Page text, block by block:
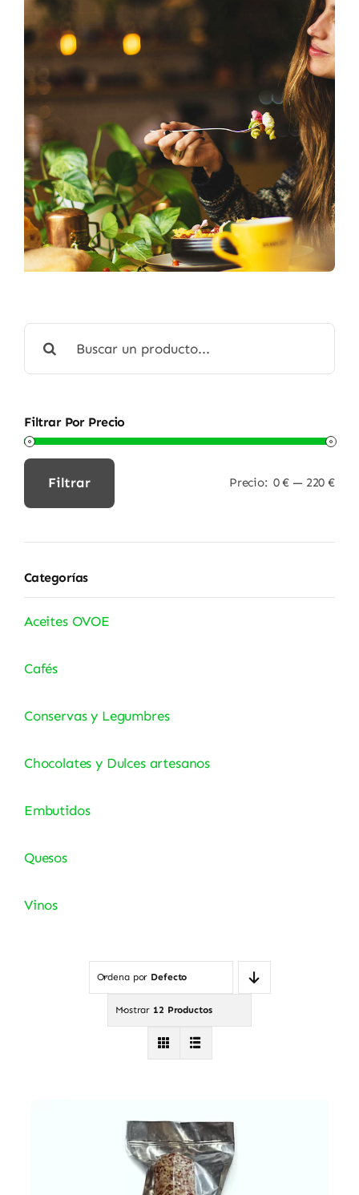
Filtrar Por Precio
Filtrar Precio: 0 € — 220 €
Categorías
Aceites OVOE
Cafés
Conservas y Legumbres
Chocolates y Dulces artesanos
Embutidos
Quesos
Vinos
Ordena por Defecto
Mostrar 12 Productos